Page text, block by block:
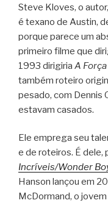
Steve Kloves, o
é texano de Austin,
porque parece um
primeiro filme que
1993 dirigiria A
também roteiro
pesado, com Dennis
estavam casados.
Ele emprega seu
e de roteiros. É dele,
Incríveis/Wonder
Hanson lançou em
McDormand, o